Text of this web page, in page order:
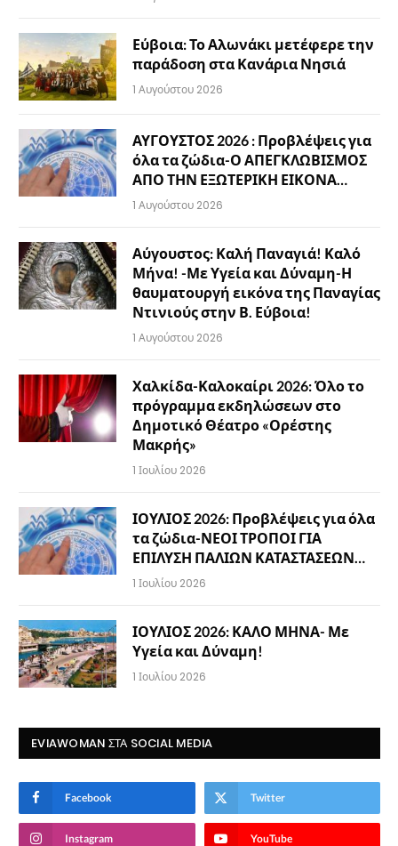
Εύβοια: Το Αλωνάκι μετέφερε την
παράδοση στα Κανάρια Νησιά
1 Αυγούστου 2026
ΑΥΓΟΥΣΤΟΣ 2026 : Προβλέψεις για
όλα τα ζώδια-Ο ΑΠΕΓΚΛΩΒΙΣΜΟΣ
ΑΠΟ ΤΗΝ ΕΞΩΤΕΡΙΚΗ ΕΙΚΟΝΑ…
1 Αυγούστου 2026
Αύγουστος: Καλή Παναγιά! Καλό
Μήνα! -Με Υγεία και Δύναμη-Η
θαυματουργή εικόνα της Παναγίας
Ντινιούς στην Β. Εύβοια!
1 Αυγούστου 2026
Χαλκίδα-Καλοκαίρι 2026: Όλο το
πρόγραμμα εκδηλώσεων στο
Δημοτικό Θέατρο «Ορέστης
Μακρής»
1 Ιουλίου 2026
ΙΟΥΛΙΟΣ 2026: Προβλέψεις για όλα
τα ζώδια-ΝΕΟΙ ΤΡΟΠΟΙ ΓΙΑ
ΕΠΙΛΥΣΗ ΠΑΛΙΩΝ ΚΑΤΑΣΤΑΣΕΩΝ…
1 Ιουλίου 2026
ΙΟΥΛΙΟΣ 2026: ΚΑΛΟ ΜΗΝΑ- Με
Υγεία και Δύναμη!
1 Ιουλίου 2026
EVIAWOMAN ΣΤΑ SOCIAL MEDIA
Facebook Twitter
Instagram YouTube